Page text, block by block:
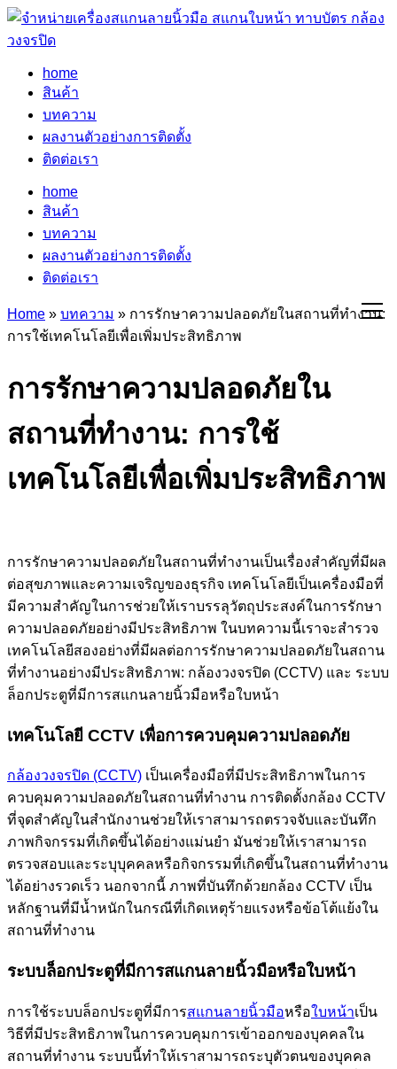
home
สินค้า
บทความ
ผลงานตัวอย่างการติดตั้ง
ติดต่อเรา
home
สินค้า
บทความ
ผลงานตัวอย่างการติดตั้ง
ติดต่อเรา
Home » บทความ » การรักษาความปลอดภัยในสถานที่ทำงาน:
การใช้เทคโนโลยีเพื่อเพิ่มประสิทธิภาพ
การรักษาความปลอดภัยใน
สถานที่ทำงาน: การใช้
เทคโนโลยีเพื่อเพิ่มประสิทธิภาพ
การรักษาความปลอดภัยในสถานที่ทำงานเป็นเรื่องสำคัญที่มีผล
ต่อสุขภาพและความเจริญของธุรกิจ เทคโนโลยีเป็นเครื่องมือที่
มีความสำคัญในการช่วยให้เราบรรลุวัตถุประสงค์ในการรักษา
ความปลอดภัยอย่างมีประสิทธิภาพ ในบทความนี้เราจะสำรวจ
เทคโนโลยีสองอย่างที่มีผลต่อการรักษาความปลอดภัยในสถาน
ที่ทำงานอย่างมีประสิทธิภาพ: กล้องวงจรปิด (CCTV) และ ระบบ
ล็อกประตูที่มีการสแกนลายนิ้วมือหรือใบหน้า
เทคโนโลยี CCTV เพื่อการควบคุมความปลอดภัย
กล้องวงจรปิด (CCTV) เป็นเครื่องมือที่มีประสิทธิภาพในการ
ควบคุมความปลอดภัยในสถานที่ทำงาน การติดตั้งกล้อง CCTV
ที่จุดสำคัญในสำนักงานช่วยให้เราสามารถตรวจจับและบันทึก
ภาพกิจกรรมที่เกิดขึ้นได้อย่างแม่นยำ มันช่วยให้เราสามารถ
ตรวจสอบและระบุบุคคลหรือกิจกรรมที่เกิดขึ้นในสถานที่ทำงาน
ได้อย่างรวดเร็ว นอกจากนี้ ภาพที่บันทึกด้วยกล้อง CCTV เป็น
หลักฐานที่มีน้ำหนักในกรณีที่เกิดเหตุร้ายแรงหรือข้อโต้แย้งใน
สถานที่ทำงาน
ระบบล็อกประตูที่มีการสแกนลายนิ้วมือหรือใบหน้า
การใช้ระบบล็อกประตูที่มีการสแกนลายนิ้วมือหรือใบหน้าเป็น
วิธีที่มีประสิทธิภาพในการควบคุมการเข้าออกของบุคคลใน
สถานที่ทำงาน ระบบนี้ทำให้เราสามารถระบุตัวตนของบุคคล